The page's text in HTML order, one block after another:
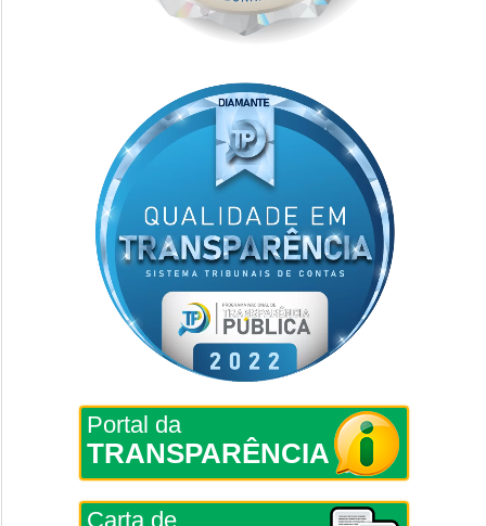
Portal da
TRANSPARÊNCIA
Carta de